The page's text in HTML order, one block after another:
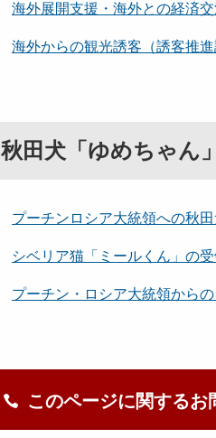
海外展開支援・海外との経済交
海外からの観光誘客（誘客推進
秋田犬「ゆめちゃん
プーチンロシア大統領への秋
シベリア猫「ミールくん」の
プーチン・ロシア大統領から
このページに関するお